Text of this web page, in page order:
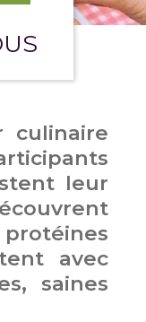
culinaire
leur
avec
saines